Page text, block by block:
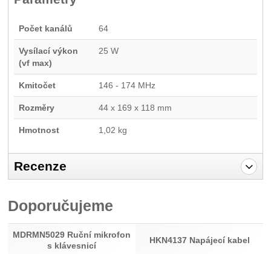
Počet kanálů 64
Vysílací výkon
(vf max)
25 W
Kmitočet 146 - 174 MHz
Rozměry 44 x 169 x 118 mm
Hmotnost 1,02 kg
Recenze
Recenze
Nebyla přidána žádná recenze.
Doporučujeme
MDRMN5029 Ruční mikrofon
s klávesnicí
HKN4137 Napájecí kabel